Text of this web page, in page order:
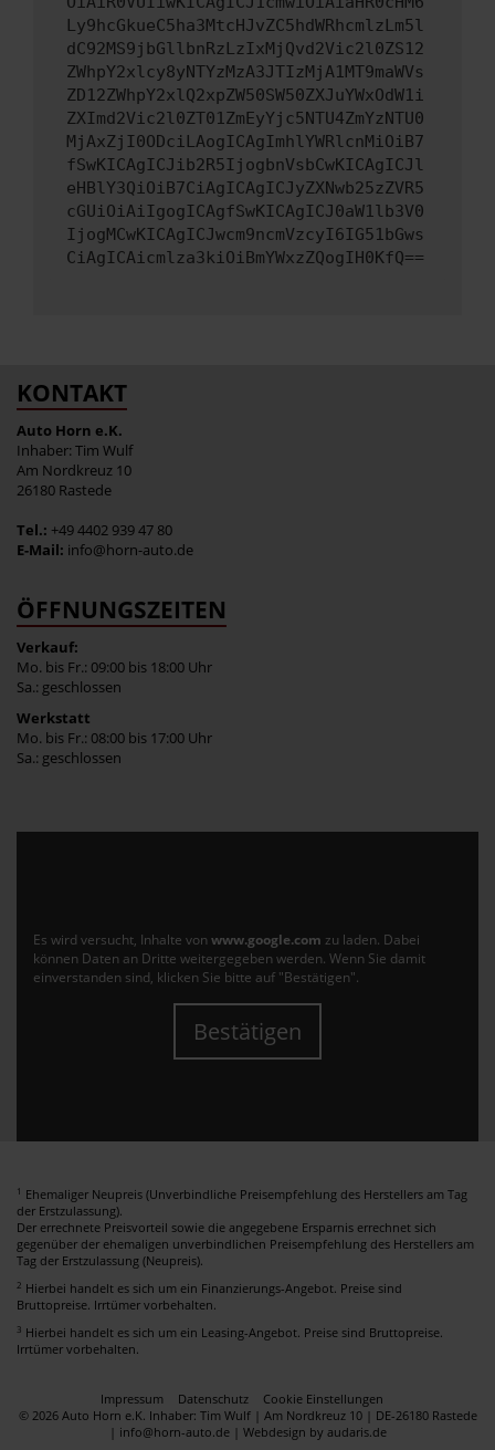
Ly9hcGkueC5ha3MtcHJvZC5hdWRhcmlzLm5l
dC92MS9jbGllbnRzLzIxMjQvd2Vic2l0ZS12
ZWhpY2xlcy8yNTYzMzA3JTIzMjA1MT9maWVs
ZD12ZWhpY2xlQ2xpZW50SW50ZXJuYWxOdW1i
ZXImd2Vic2l0ZT01ZmEyYjc5NTU4ZmYzNTU0
MjAxZjI0ODciLAogICAgImhlYWRlcnMiOiB7
fSwKICAgICJib2R5IjogbnVsbCwKICAgICJl
eHBlY3QiOiB7CiAgICAgICJyZXNwb25zZVR5
cGUiOiAiIgogICAgfSwKICAgICJ0aW1lb3V0
IjogMCwKICAgICJwcm9ncmVzcyI6IG51bGws
CiAgICAicmlza3kiOiBmYWxzZQogIH0KfQ==
KONTAKT
Auto Horn e.K.
Inhaber: Tim Wulf
Am Nordkreuz 10
26180 Rastede
Tel.: +49 4402 939 47 80
E-Mail: info@horn-auto.de
ÖFFNUNGSZEITEN
Verkauf:
Mo. bis Fr.: 09:00 bis 18:00 Uhr
Sa.: geschlossen
Werkstatt
Mo. bis Fr.: 08:00 bis 17:00 Uhr
Sa.: geschlossen
Es wird versucht, Inhalte von www.google.com zu laden. Dabei
können Daten an Dritte weitergegeben werden. Wenn Sie damit
einverstanden sind, klicken Sie bitte auf "Bestätigen".
Bestätigen
1 Ehemaliger Neupreis (Unverbindliche Preisempfehlung des Herstellers am Tag
der Erstzulassung).
Der errechnete Preisvorteil sowie die angegebene Ersparnis errechnet sich
gegenüber der ehemaligen unverbindlichen Preisempfehlung des Herstellers am
Tag der Erstzulassung (Neupreis).
2 Hierbei handelt es sich um ein Finanzierungs-Angebot. Preise sind
Bruttopreise. Irrtümer vorbehalten.
3 Hierbei handelt es sich um ein Leasing-Angebot. Preise sind Bruttopreise.
Irrtümer vorbehalten.
Impressum Datenschutz
Cookie Einstellungen
© 2026 Auto Horn e.K. Inhaber: Tim Wulf | Am Nordkreuz 10 | DE-26180 Rastede
| info@horn-auto.de | Webdesign by audaris.de